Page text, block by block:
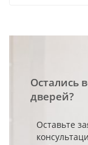
Остались
дверей?
Оставьте